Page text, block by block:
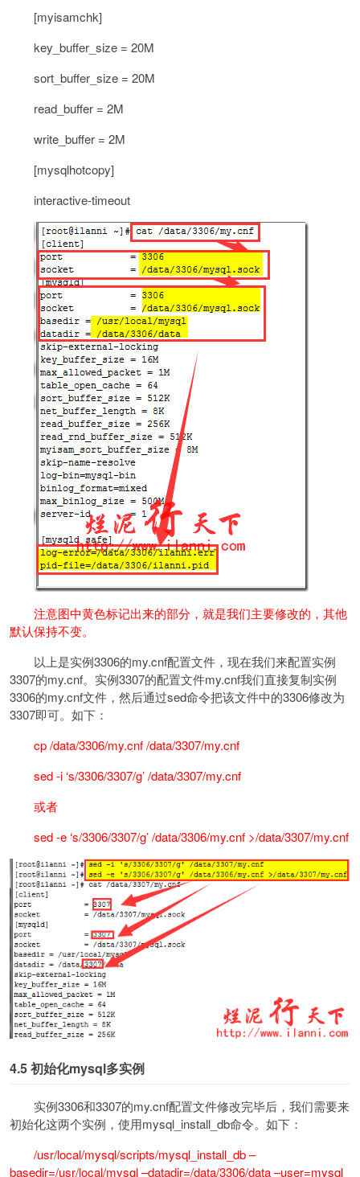
[myisamchk]
key_buffer_size = 20M
sort_buffer_size = 20M
read_buffer = 2M
write_buffer = 2M
[mysqlhotcopy]
interactive-timeout
注意图中黄色标记出来的部分，就是我们主要修改的，其他
默认保持不变。
以上是实例3306的my.cnf配置文件，现在我们来配置实例
3307的my.cnf。实例3307的配置文件my.cnf我们直接复制实例
3306的my.cnf文件，然后通过sed命令把该文件中的3306修改为
3307即可。如下：
cp /data/3306/my.cnf /data/3307/my.cnf
sed -i ‘s/3306/3307/g’ /data/3307/my.cnf
或者
sed -e ‘s/3306/3307/g’ /data/3306/my.cnf >/data/3307/my.cnf
4.5初始化mysql多实例
实例3306和3307的my.cnf配置文件修改完毕后，我们需要来
初始化这两个实例，使用mysql_install_db命令。如下：
/usr/local/mysql/scripts/mysql_install_db –
basedir=/usr/local/mysql –datadir=/data/3306/data –user=mysql